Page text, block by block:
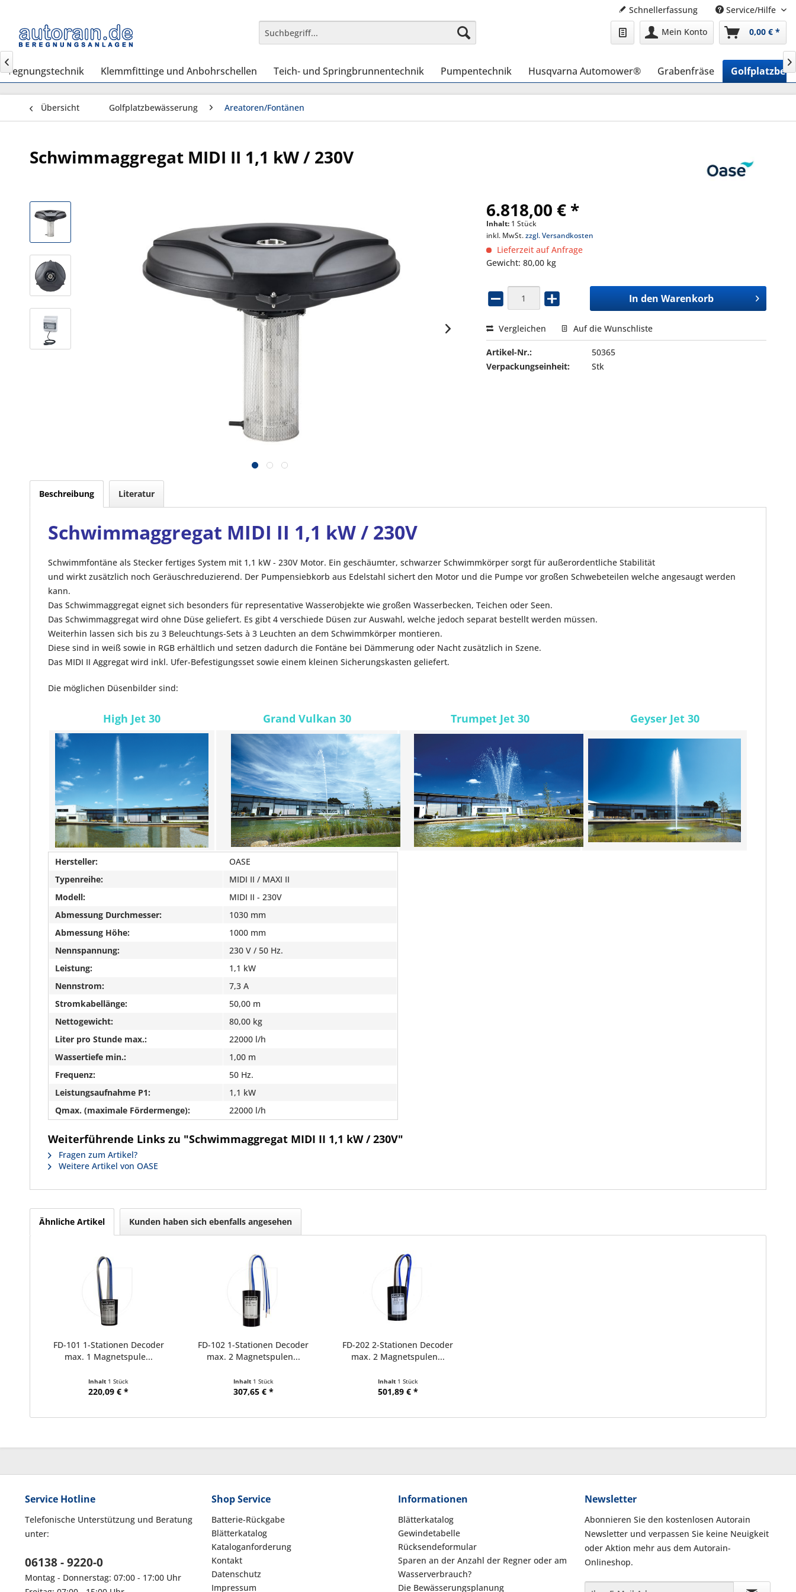
Schnellerfassung
Service/Hilfe
Mein Konto
0,00 € *
Klemmfittinge und Anbohrschellen Teich- und Springbrunnentechnik Pumpentechnik Husqvarna Automower® Grabenfräse
 
Übersicht Golfplatzbewässerung Areatoren/Fontänen
Schwimmaggregat MIDI II 1,1 kW / 230V
6.818,00 € *
Inhalt: 1 Stück
inkl. MwSt.zzgl. Versandkosten
Lieferzeit auf Anfrage
Gewicht: 80,00 kg
In den Warenkorb
Vergleichen Auf die Wunschliste
Artikel-Nr.:
50365
Verpackungseinheit:
Stk
Beschreibung Literatur
Schwimmaggregat MIDI II 1,1 kW / 230V
Schwimmfontäne als Stecker fertiges System mit 1,1 kW - 230V Motor. Ein geschäumter, schwarzer Schwimmkörper sorgt für außerordentliche Stabilität
und wirkt zusätzlich noch Geräuschreduzierend. Der Pumpensiebkorb aus Edelstahl sichert den Motor und die Pumpe vor großen Schwebeteilen welche angesaugt werden
kann.
Das Schwimmaggregat eignet sich besonders für representative Wasserobjekte wie großen Wasserbecken, Teichen oder Seen.
Das Schwimmaggregat wird ohne Düse geliefert. Es gibt 4 verschiede Düsen zur Auswahl, welche jedoch separat bestellt werden müssen.
Weiterhin lassen sich bis zu 3 Beleuchtungs-Sets à 3 Leuchten an dem Schwimmkörper montieren.
Diese sind in weiß sowie in RGB erhältlich und setzen dadurch die Fontäne bei Dämmerung oder Nacht zusätzlich in Szene.
Das MIDI II Aggregat wird inkl. Ufer-Befestigungsset sowie einem kleinen Sicherungskasten geliefert.
Die möglichen Düsenbilder sind:
High Jet 30 Grand Vulkan 30 Trumpet Jet 30 Geyser Jet 30
Hersteller:
OASE
Typenreihe:
MIDI II / MAXI II
Modell:
MIDI II - 230V
Abmessung Durchmesser:
1030 mm
Abmessung Höhe:
1000 mm
Nennspannung:
230 V / 50 Hz.
Leistung:
1,1 kW
Nennstrom:
7,3 A
Stromkabellänge:
50,00 m
Nettogewicht:
80,00 kg
Liter pro Stunde max.:
22000 l/h
Wassertiefe min.:
1,00 m
Frequenz:
50 Hz.
Leistungsaufnahme P1:
1,1 kW
Qmax. (maximale Fördermenge):
22000 l/h
Weiterführende Links zu "Schwimmaggregat MIDI II 1,1 kW / 230V"
Fragen zum Artikel?
Weitere Artikel von OASE
Ähnliche Artikel Kunden haben sich ebenfalls angesehen
FD-101 1-Stationen Decoder
max. 1 Magnetspule...
Inhalt 1 Stück
220,09 € *
FD-102 1-Stationen Decoder
max. 2 Magnetspulen...
Inhalt 1 Stück
307,65 € *
FD-202 2-Stationen Decoder
max. 2 Magnetspulen...
Inhalt 1 Stück
501,89 € *
Service Hotline
Telefonische Unterstützung und Beratung
unter:
06138 - 9220-0
Montag - Donnerstag: 07:00 - 17:00 Uhr
Shop Service
Batterie-Rückgabe
Blätterkatalog
Kataloganforderung
Kontakt
Datenschutz
Impressum
Informationen
Blätterkatalog
Gewindetabelle
Rücksendeformular
Sparen an der Anzahl der Regner oder am
Wasserverbrauch?
Die Bewässerungsplanung
Newsletter
Abonnieren Sie den kostenlosen Autorain
Newsletter und verpassen Sie keine Neuigkeit
oder Aktion mehr aus dem Autorain-
Onlineshop.